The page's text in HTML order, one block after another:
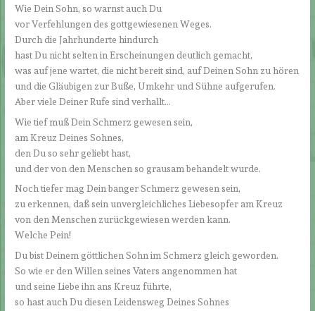
Wie Dein Sohn, so warnst auch Du
vor Verfehlungen des gottgewiesenen Weges.
Durch die Jahrhunderte hindurch
hast Du nicht selten in Erscheinungen deutlich gemacht,
was auf jene wartet, die nicht bereit sind, auf Deinen Sohn zu hören
und die Gläubigen zur Buße, Umkehr und Sühne aufgerufen.
Aber viele Deiner Rufe sind verhallt…
Wie tief muß Dein Schmerz gewesen sein,
am Kreuz Deines Sohnes,
den Du so sehr geliebt hast,
und der von den Menschen so grausam behandelt wurde.
Noch tiefer mag Dein banger Schmerz gewesen sein,
zu erkennen, daß sein unvergleichliches Liebesopfer am Kreuz
von den Menschen zurückgewiesen werden kann.
Welche Pein!
Du bist Deinem göttlichen Sohn im Schmerz gleich geworden.
So wie er den Willen seines Vaters angenommen hat
und seine Liebe ihn ans Kreuz führte,
so hast auch Du diesen Leidensweg Deines Sohnes